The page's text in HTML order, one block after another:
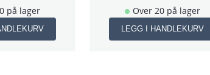
på lager Over 20 på lager
LEGG I HANDLEKURV